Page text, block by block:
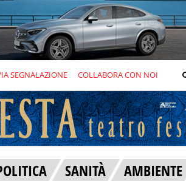
SEGNALAZIONE COLLABORA CON NOI
SANITÀ AMBIENTE